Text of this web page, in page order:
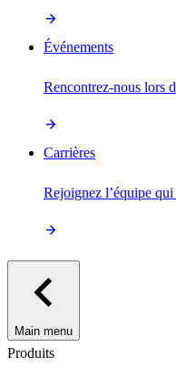
Événements
Rencontrez-nous lors
Carrières
Rejoignez l’équipe
Main menu
Produits